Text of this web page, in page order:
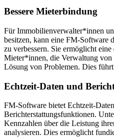
Bessere Mieterbindung
Für Immobilienverwalter*innen
besitzen, kann eine FM-Software
zu verbessern. Sie ermöglicht
Mieter*innen, die Verwaltung
Lösung von Problemen. Dies
Echtzeit-Daten und
FM-Software bietet Echtzeit-
Berichterstattungsfunktionen.
Kennzahlen über die Leistung
analysieren. Dies ermöglicht